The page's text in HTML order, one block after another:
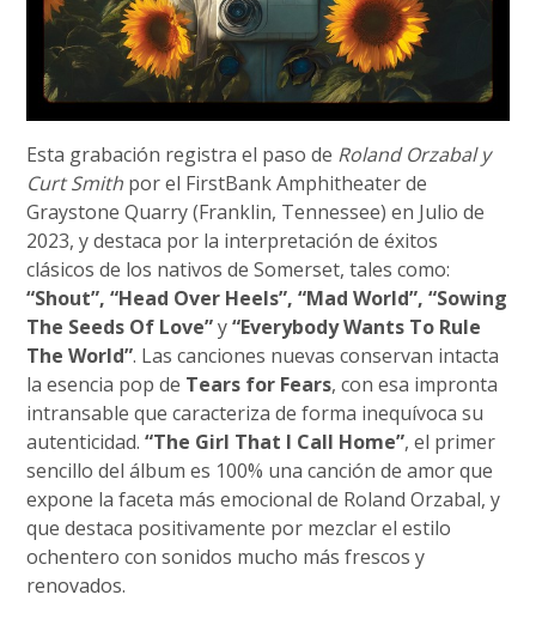
Esta grabación registra el paso de Roland Orzabal y
Curt Smith por el FirstBank Amphitheater de
Graystone Quarry (Franklin, Tennessee) en Julio de
2023, y destaca por la interpretación de éxitos
clásicos de los nativos de Somerset, tales como:
“Shout”, “Head Over Heels”, “Mad World”, “Sowing
The Seeds Of Love”y“Everybody Wants To Rule
The World”. Las canciones nuevas conservan intacta
la esencia pop de Tears for Fears, con esa impronta
intransable que caracteriza de forma inequívoca su
autenticidad.“The Girl That I Call Home”, el primer
sencillo del álbum es 100% una canción de amor que
expone la faceta más emocional de Roland Orzabal, y
que destaca positivamente por mezclar el estilo
ochentero con sonidos mucho más frescos y
renovados.